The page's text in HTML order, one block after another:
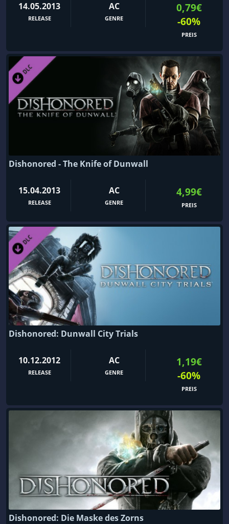
14.05.2013
RELEASE
AC
GENRE
0,79€
-60%
PREIS
Dishonored - The Knife of Dunwall
15.04.2013
RELEASE
AC
GENRE
4,99€
PREIS
Dishonored: Dunwall City Trials
10.12.2012
RELEASE
AC
GENRE
1,19€
-60%
PREIS
Dishonored: Die Maske des Zorns